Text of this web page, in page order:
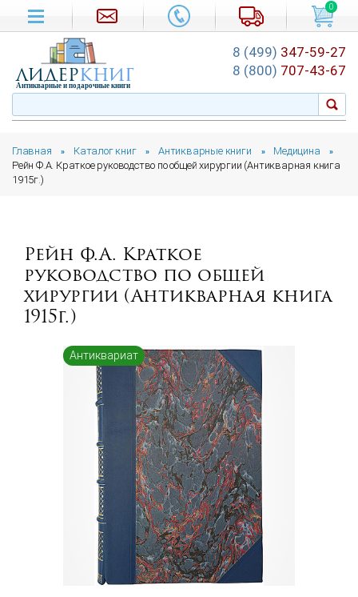
Главная » Каталог книг » Антикварные книги » Медицина »
Рейн Ф.А. Краткое руководство по общей хирургии (Антикварная книга
1915г.)
Рейн Ф.А. Краткое
руководство по общей
хирургии (Антикварная книга
1915г.)
Антиквариат
0
лидеркниг
Антикварные и подарочные книги
8 (499) 347-59-27
8 (800) 707-43-67